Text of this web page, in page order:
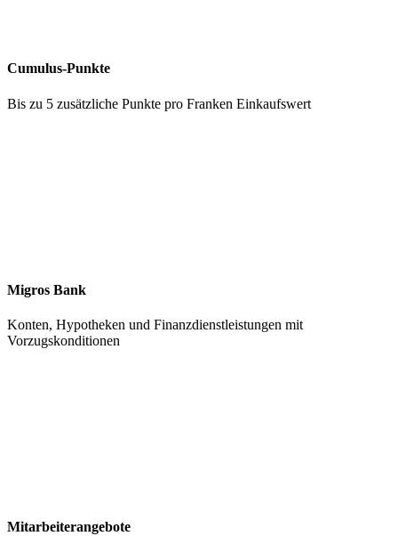
Cumulus-Punkte
Bis zu 5 zusätzliche Punkte pro Franken Einkaufswert
Migros Bank
Konten, Hypotheken und Finanzdienstleistungen mit
Vorzugskonditionen
Mitarbeiterangebote